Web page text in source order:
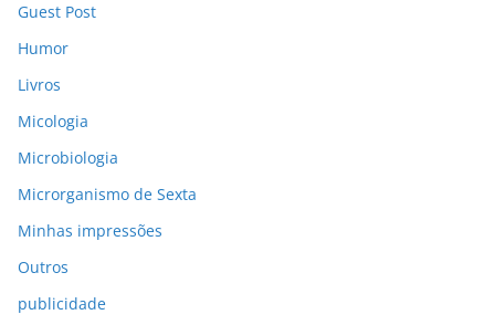
Guest Post
Humor
Livros
Micologia
Microbiologia
Microrganismo de Sexta
Minhas impressões
Outros
publicidade